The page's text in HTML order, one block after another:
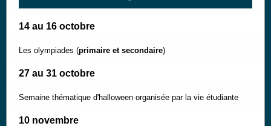
14 au 16 octobre
Les olympiades (primaire et secondaire)
27 au 31 octobre
Semaine thématique d'halloween organisée par la vie étudiante
10 novembre